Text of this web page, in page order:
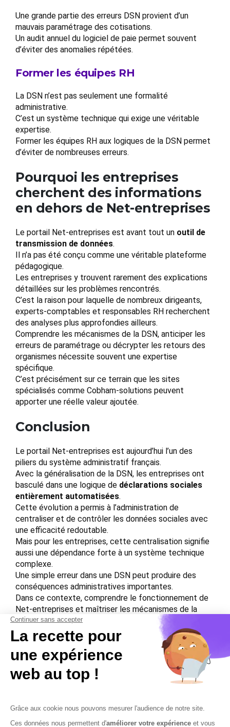
Une grande partie des erreurs DSN provient d’un
mauvais paramétrage des cotisations.
Un audit annuel du logiciel de paie permet souvent
d’éviter des anomalies répétées.
Former les équipes RH
La DSN n’est pas seulement une formalité
administrative.
C’est un système technique qui exige une véritable
expertise.
Former les équipes RH aux logiques de la DSN permet
d’éviter de nombreuses erreurs.
Pourquoi les entreprises
cherchent des informations
en dehors de Net-entreprises
Le portail Net-entreprises est avant tout un outil de
transmission de données.
Il n’a pas été conçu comme une véritable plateforme
pédagogique.
Les entreprises y trouvent rarement des explications
détaillées sur les problèmes rencontrés.
C’est la raison pour laquelle de nombreux dirigeants,
experts-comptables et responsables RH recherchent
des analyses plus approfondies ailleurs.
Comprendre les mécanismes de la DSN, anticiper les
erreurs de paramétrage ou décrypter les retours des
organismes nécessite souvent une expertise
spécifique.
C’est précisément sur ce terrain que les sites
spécialisés comme Cobham-solutions peuvent
apporter une réelle valeur ajoutée.
Conclusion
Le portail Net-entreprises est aujourd’hui l’un des
piliers du système administratif français.
Avec la généralisation de la DSN, les entreprises ont
basculé dans une logique de déclarations sociales
entièrement automatisées.
Cette évolution a permis à l’administration de
centraliser et de contrôler les données sociales avec
une efficacité redoutable.
Mais pour les entreprises, cette centralisation signifie
aussi une dépendance forte à un système technique
complexe.
Une simple erreur dans une DSN peut produire des
conséquences administratives importantes.
Dans ce contexte, comprendre le fonctionnement de
Net-entreprises et maîtriser les mécanismes de la
DSN n’est plus une option.
C’est désormais une compétence essentielle pour
toute entreprise qui souhaite sécuriser sa gestion
sociale et éviter les mauvaises surprises
administratives.
Contactez-nous Mentions légales Plan du site